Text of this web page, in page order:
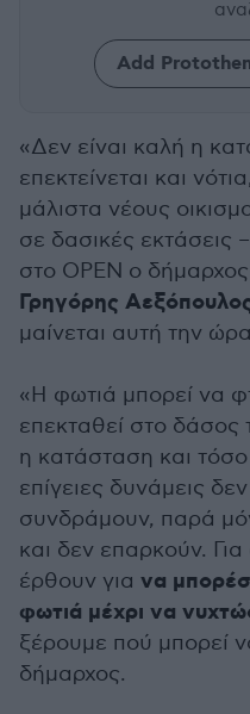
Add
«Δεν είναι καλή η
επεκτείνεται και
μάλιστα νέους
σε δασικές εκτάσεις
στο OPEN ο
Γρηγόρης
μαίνεται αυτή την
«Η φωτιά μπορεί να
επεκταθεί στο δάσος
η κατάσταση και τόσο
επίγειες δυνάμεις
συνδράμουν, παρά
και δεν επαρκούν.
έρθουν για να
φωτιά μέχρι να
ξέρουμε πού μπορεί
δήμαρχος.